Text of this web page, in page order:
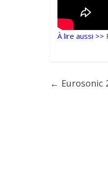
À lire aussi >>
← Eurosonic